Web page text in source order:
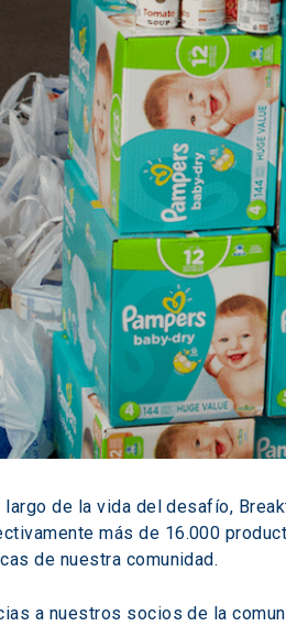
largo de la vida del desafío,
más de 16.000
de nuestra comunidad.
a nuestros socios de la